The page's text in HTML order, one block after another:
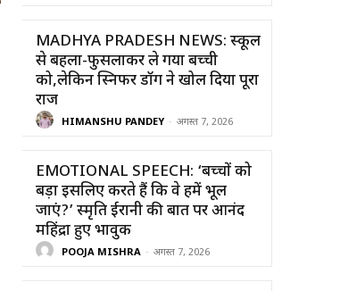
MADHYA PRADESH NEWS: स्कूल
से बहला-फुसलाकर ले गया बच्ची
को,लेकिन स्निफर डॉग ने खोल दिया पूरा
राज
HIMANSHU PANDEY - अगस्त 7, 2026
EMOTIONAL SPEECH: ‘बच्चों को
बड़ा इसलिए करते हैं कि वे हमें भूल
जाएं?’ स्मृति ईरानी की बात पर आनंद
महिंद्रा हुए भावुक
POOJA MISHRA - अगस्त 7, 2026